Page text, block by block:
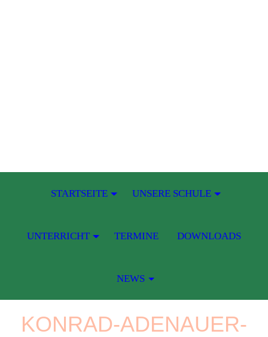
KONRAD-ADENAUER-
STARTSEITE UNSERE SCHULE
UNTERRICHT TERMINE DOWNLOADS
NEWS